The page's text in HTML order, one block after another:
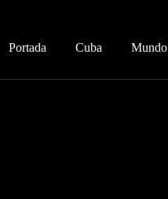
Portada
Cuba Mundo